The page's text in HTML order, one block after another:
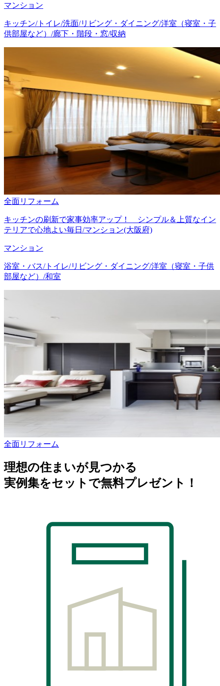
マンション
キッチン/トイレ/洗面/リビング・ダイニング/洋室（寝室・子
供部屋など）/廊下・階段・窓/収納
全面リフォーム
キッチンの刷新で家事効率アップ！ シンプル＆上質なイン
テリアで心地よい毎日/マンション(大阪府)
マンション
浴室・バス/トイレ/リビング・ダイニング/洋室（寝室・子供
部屋など）/和室
全面リフォーム
理想の住まいが見つかる
実例集をセットで無料プレゼント！